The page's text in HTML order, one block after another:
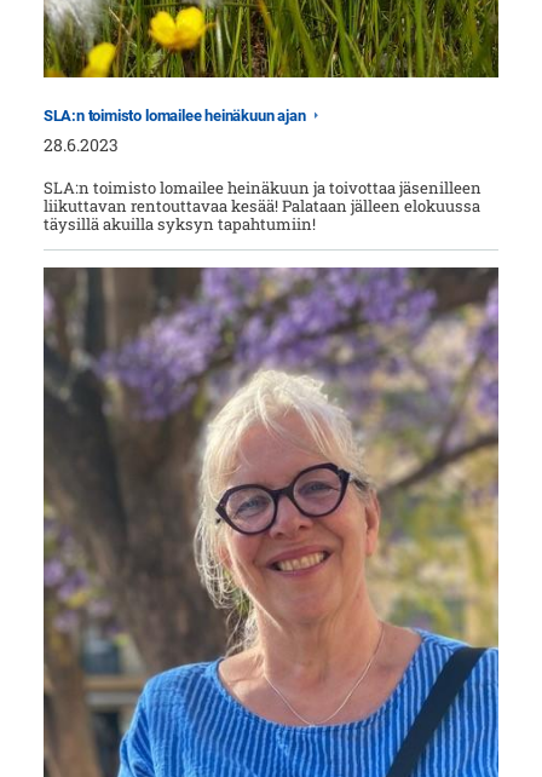
SLA:n toimisto lomailee heinäkuun ajan
28.6.2023
SLA:n toimisto lomailee heinäkuun ja toivottaa jäsenilleen
liikuttavan rentouttavaa kesää! Palataan jälleen elokuussa
täysillä akuilla syksyn tapahtumiin!